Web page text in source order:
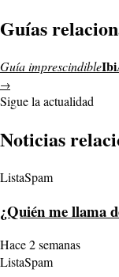
Guías
Guía imprescindibleIbi
→
Sigue la actualidad
Noticias
ListaSpam
¿Quién me llama
Hace 2 semanas
ListaSpam